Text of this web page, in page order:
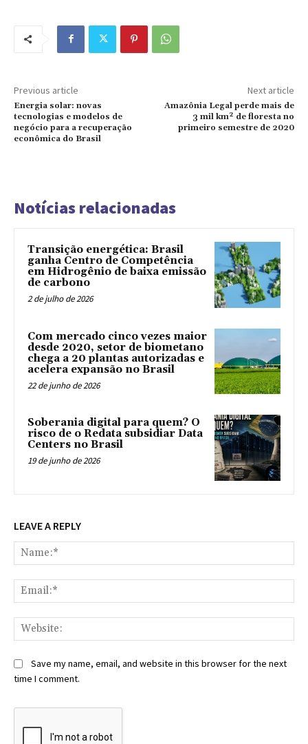
Previous article
Energia solar: novas
tecnologias e modelos de
negócio para a recuperação
econômica do Brasil
Next article
Amazônia Legal perde mais de
3 mil km² de floresta no
primeiro semestre de 2020
Notícias relacionadas
Transição energética: Brasil
ganha Centro de Competência
em Hidrogênio de baixa emissão
de carbono
2 de julho de 2026
Com mercado cinco vezes maior
desde 2020, setor de biometano
chega a 20 plantas autorizadas e
acelera expansão no Brasil
22 de junho de 2026
Soberania digital para quem? O
risco de o Redata subsidiar Data
Centers no Brasil
19 de junho de 2026
LEAVE A REPLY
Save my name, email, and website in this browser for the next
time I comment.